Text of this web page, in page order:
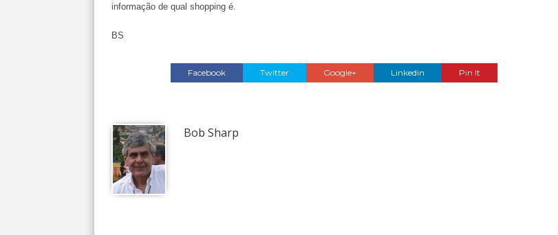
informação de qual shopping é.
BS
Facebook Twitter Google+ Linkedin Pin It
Bob Sharp